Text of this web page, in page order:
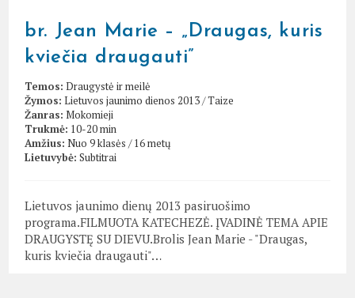
br. Jean Marie – „Draugas, kuris
kviečia draugauti”
Temos: Draugystė ir meilė
Žymos: Lietuvos jaunimo dienos 2013/Taize
Žanras: Mokomieji
Trukmė: 10-20 min
Amžius: Nuo 9 klasės / 16 metų
Lietuvybė: Subtitrai
Lietuvos jaunimo dienų 2013 pasiruošimo
programa.FILMUOTA KATECHEZĖ. ĮVADINĖ TEMA APIE
DRAUGYSTĘ SU DIEVU.Brolis Jean Marie - "Draugas,
kuris kviečia draugauti"…